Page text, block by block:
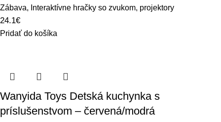
Zábava, Interaktívne hračky so zvukom, projektory
24.1€
Pridať do košíka
Wanyida Toys Detská kuchynka s
príslušenstvom – červená/modrá